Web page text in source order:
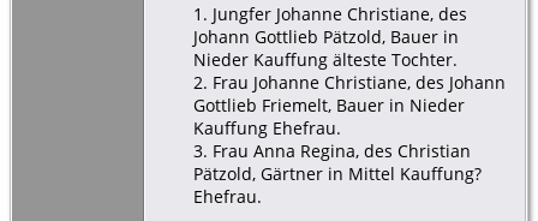
1. Jungfer Johanne Christiane, des
Johann Gottlieb Pätzold, Bauer in
Nieder Kauffung älteste Tochter.
2. Frau Johanne Christiane, des Johann
Gottlieb Friemelt, Bauer in Nieder
Kauffung Ehefrau.
3. Frau Anna Regina, des Christian
Pätzold, Gärtner in Mittel Kauffung?
Ehefrau.